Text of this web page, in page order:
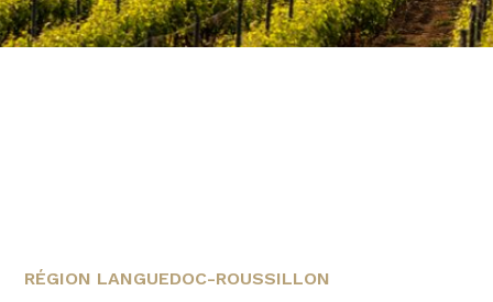
RÉGION LANGUEDOC-ROUSSILLON